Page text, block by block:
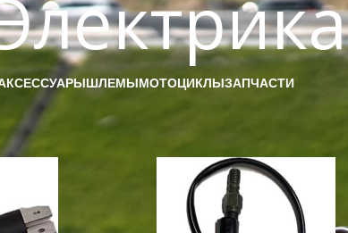
ШЛЕМЫМОТОЦИКЛЫЗАПЧАСТИ
Fuego Rambolor